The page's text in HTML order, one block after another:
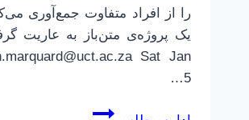
را از افراد متفاوت جمع‌آوری
یک پروژه‌ی متن‌باز به عاریت
Sat Jan
5…
پایتون